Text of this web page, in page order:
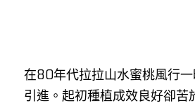
在80年代拉拉山水蜜桃風行
引進。起初種植成效良好卻苦